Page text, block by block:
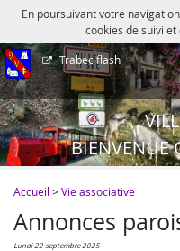
En poursuivant votre
cookies de suivi
Trabec flash
BIENVENUE
Accueil >Vie associative
Annonces
lundi 22 septembre 2025